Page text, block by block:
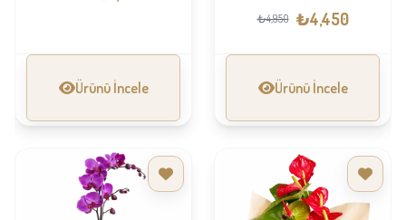
Ürünü İncele
₺4,950 ₺4,450
Ürünü İncele